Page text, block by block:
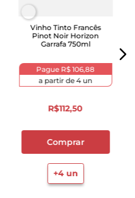
Vinho Tinto Francês
Pinot Noir Horizon
Garrafa 750ml
Pague R$ 106,88
a partir de4un
R$112,50
Comprar
+4un